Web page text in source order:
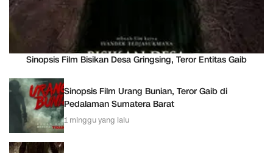
Sinopsis Film Bisikan Desa Gringsing, Teror Entitas Gaib
Sinopsis Film Urang Bunian, Teror Gaib di
Pedalaman Sumatera Barat
1 minggu yang lalu